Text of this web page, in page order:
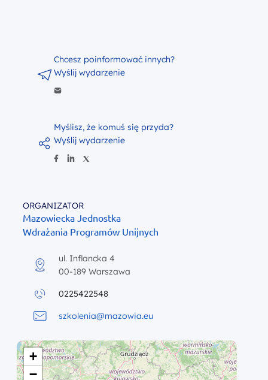
Myślisz, że komuś się przyda?
Wyślij wydarzenie
Chcesz poinformować innych?
Wyślij wydarzenie
+
−
ORGANIZATOR
Mazowiecka Jednostka
Wdrażania Programów Unijnych
ul. Inflancka 4
00-189 Warszawa
0225422548
szkolenia@mazowia.eu